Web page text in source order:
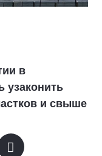
в
узаконить
и свыше